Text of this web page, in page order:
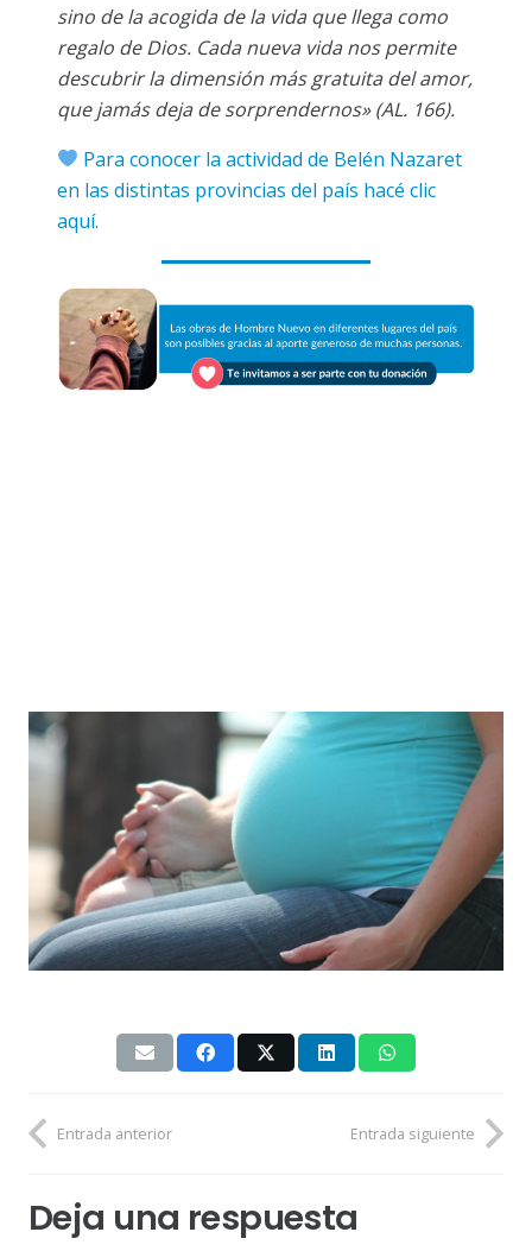
sino de la acogida de la vida que llega como
regalo de Dios. Cada nueva vida nos permite
descubrir la dimensión más gratuita del amor,
que jamás deja de sorprendernos» (AL. 166).
Para conocer la actividad de Belén Nazaret
en las distintas provincias del país hacé clic
aquí.
Entrada anterior Entrada siguiente
Deja una respuesta